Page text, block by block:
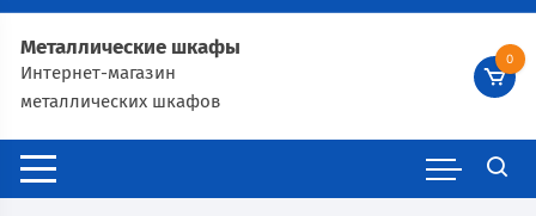
Металлические шкафы
Интернет-магазин
металлических шкафов
0